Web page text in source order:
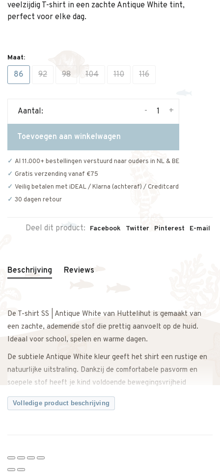
veelzijdig T-shirt in een zachte Antique White tint,
perfect voor elke dag.
Maat:
86 92 98 104 110 116
Aantal: +
-
Toevoegen aan winkelwagen
Al 11.000+ bestellingen verstuurd naar ouders in NL & BE
Gratis verzending vanaf €75
Veilig betalen met iDEAL / Klarna (achteraf) / Creditcard
30 dagen retour
Deel dit product: Facebook Twitter Pinterest E-mail
Beschrijving Reviews
De T-shirt SS | Antique White van Huttelihut is gemaakt van
een zachte, ademende stof die prettig aanvoelt op de huid.
Ideaal voor school, spelen en warme dagen.
De subtiele Antique White kleur geeft het shirt een rustige en
natuurlijke uitstraling. Dankzij de comfortabele pasvorm en
soepele stof heeft je kind voldoende bewegingsvrijheid
gedurende de hele dag.
Makkelijk te combineren met een jeans, short, rok of onder een
meten het T-shirt graag voor je na, zodat je zeker weet dat je
de juiste maat bestelt.
Volledige product beschrijving